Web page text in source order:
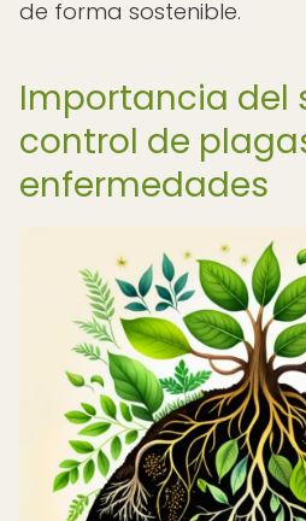
de forma sostenible.
Importancia del
control de
enfermedades